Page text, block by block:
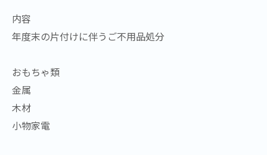
内容
年度末の片付けに伴うご不用品処分
おもちゃ類
金属
木材
小物家電